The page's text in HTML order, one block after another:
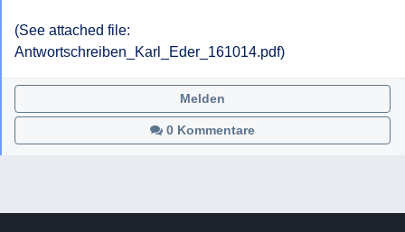
(See attached file:
Antwortschreiben_Karl_Eder_161014.pdf)
0 Kommentare
Melden